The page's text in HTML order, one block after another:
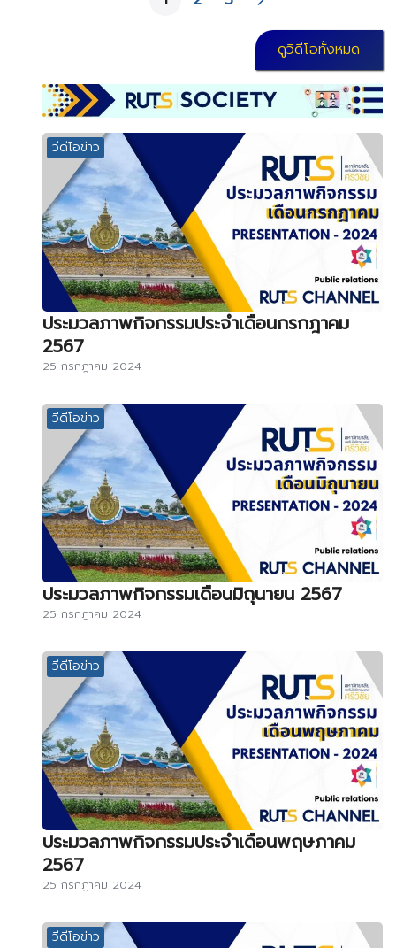
ดูวิดีโอทั้งหมด
วีดีโอข่าว
ประมวลภาพกิจกรรมประจำเดือนกรกฎาคม
2567
25 กรกฎาคม 2024
วีดีโอข่าว
ประมวลภาพกิจกรรมเดือนมิถุนายน 2567
25 กรกฎาคม 2024
วีดีโอข่าว
ประมวลภาพกิจกรรมประจำเดือนพฤษภาคม
2567
25 กรกฎาคม 2024
วีดีโอข่าว